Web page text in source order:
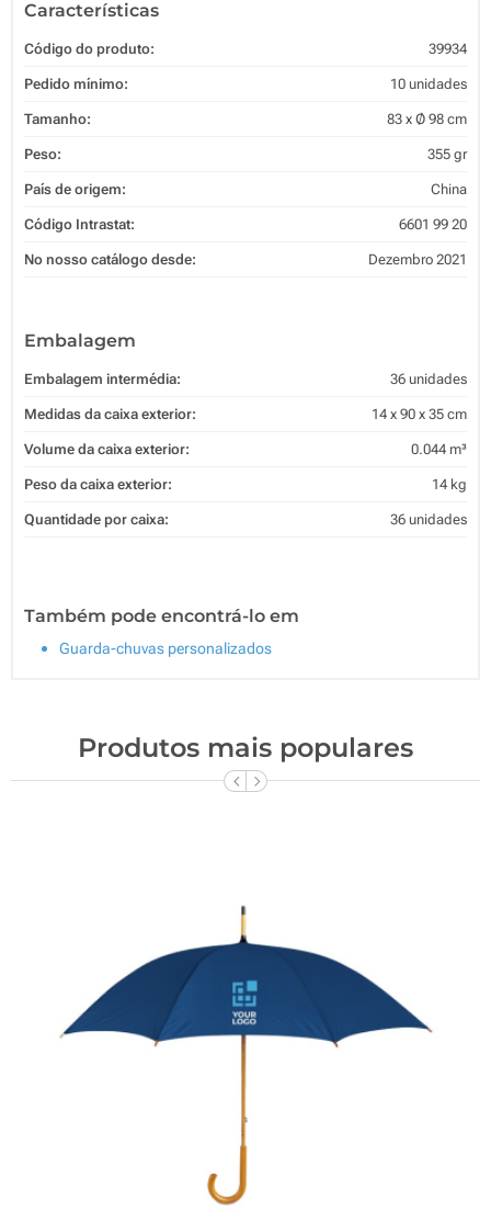
Características
Código do produto: 39934
Pedido mínimo: 10 unidades
Tamanho: 83 x Ø 98 cm
Peso: 355 gr
País de origem: China
Código Intrastat: 6601 99 20
No nosso catálogo desde: Dezembro 2021
Embalagem
Embalagem intermédia: 36 unidades
Medidas da caixa exterior: 14 x 90 x 35 cm
Volume da caixa exterior: 0.044 m³
Peso da caixa exterior: 14 kg
Quantidade por caixa: 36 unidades
Também pode encontrá-lo em
Guarda-chuvas personalizados
Produtos mais populares